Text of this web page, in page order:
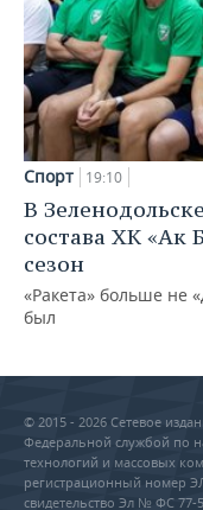
Спорт 19:10
В
состава ХК «Ак
сезон
«Ракета» больше не
был
© 2015 - 2026 Сетевое
Федеральной службой по
технологий и массовых
регистрационный номер
свидетельство Эл № ФС 77-